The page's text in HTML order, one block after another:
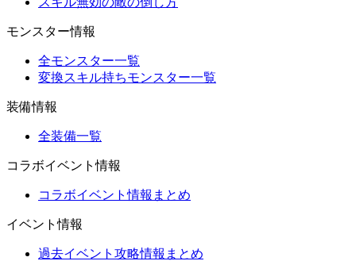
モンスター情報
全モンスター一覧
変換スキル持ちモンスター一覧
装備情報
全装備一覧
コラボイベント情報
コラボイベント情報まとめ
イベント情報
過去イベント攻略情報まとめ